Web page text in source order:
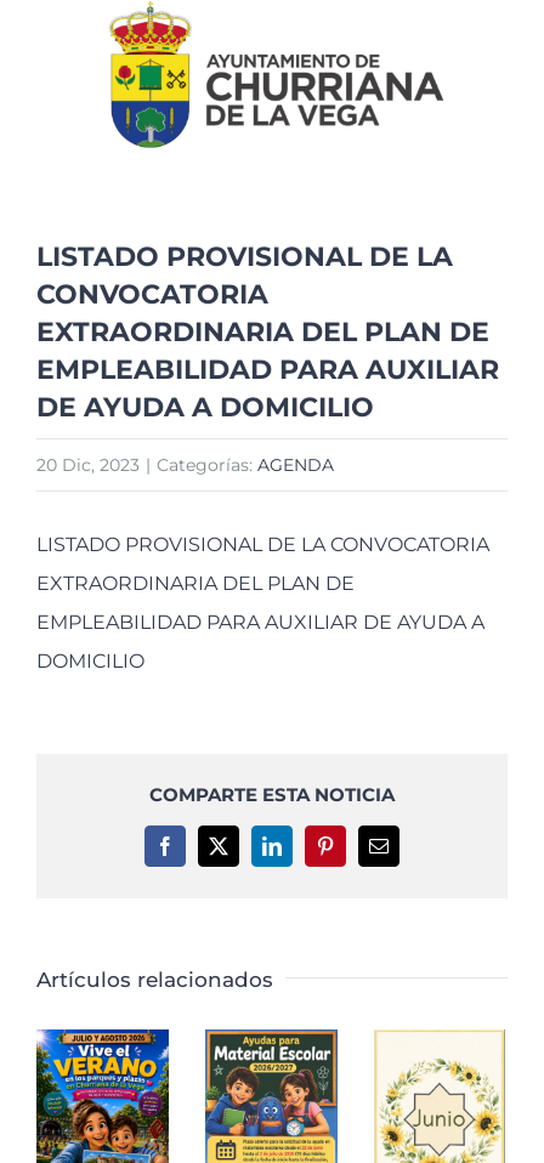
imagen
LISTADO PROVISIONAL DE LA
CONVOCATORIA
EXTRAORDINARIA DEL PLAN DE
EMPLEABILIDAD PARA AUXILIAR
DE AYUDA A DOMICILIO
20 Dic, 2023 | Categorías: AGENDA
LISTADO PROVISIONAL DE LA CONVOCATORIA
EXTRAORDINARIA DEL PLAN DE
EMPLEABILIDAD PARA AUXILIAR DE AYUDA A
DOMICILIO
COMPARTE ESTA NOTICIA
Facebook
X LinkedInPinterestCorreo
electrónico
Artículos relacionados